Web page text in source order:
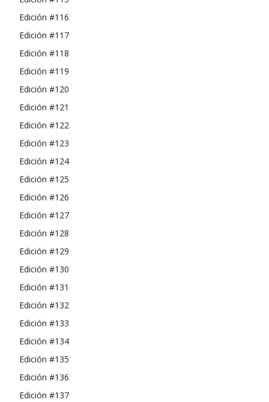
Edición #116
Edición #117
Edición #118
Edición #119
Edición #120
Edición #121
Edición #122
Edición #123
Edición #124
Edición #125
Edición #126
Edición #127
Edición #128
Edición #129
Edición #130
Edición #131
Edición #132
Edición #133
Edición #134
Edición #135
Edición #136
Edición #137